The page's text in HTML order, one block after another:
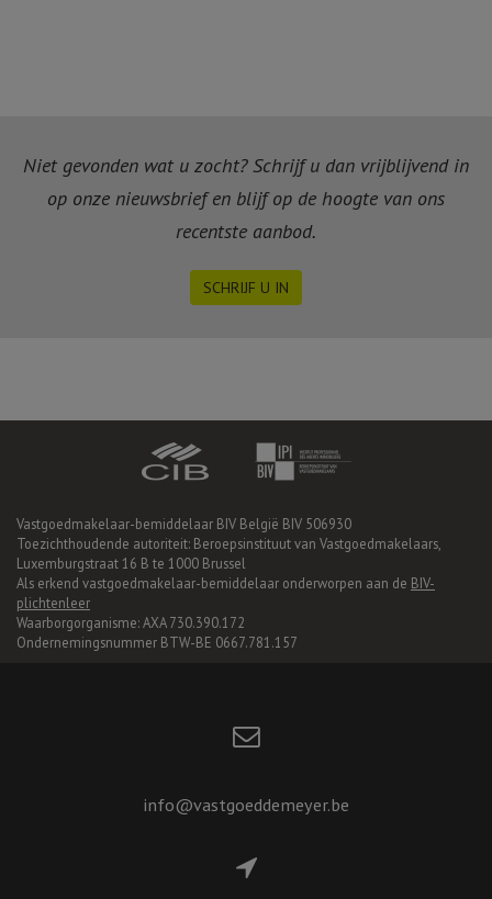
Niet gevonden wat u zocht? Schrijf u dan vrijblijvend in
op onze nieuwsbrief en blijf op de hoogte van ons
recentste aanbod.
SCHRIJF U IN
Vastgoedmakelaar-bemiddelaar BIV België BIV 506930
Toezichthoudende autoriteit: Beroepsinstituut van Vastgoedmakelaars,
Luxemburgstraat 16 B te 1000 Brussel
Als erkend vastgoedmakelaar-bemiddelaar onderworpen aan de BIV-
plichtenleer
Waarborgorganisme: AXA 730.390.172
Ondernemingsnummer BTW-BE 0667.781.157
info@vastgoeddemeyer.be